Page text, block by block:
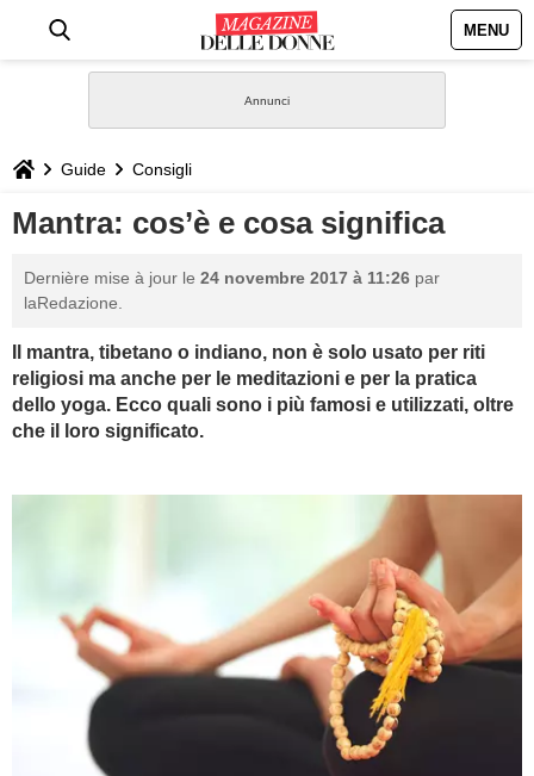
MENU
STILE
BIOGRAFIE
GASTRONOMIA
Guide Consigli
Mantra: cos’è e cosa significa
Dernière mise à jour le 24 novembre 2017 à 11:26 par
laRedazione.
Il mantra, tibetano o indiano, non è solo usato per riti
religiosi ma anche per le meditazioni e per la pratica
dello yoga. Ecco quali sono i più famosi e utilizzati, oltre
che il loro significato.